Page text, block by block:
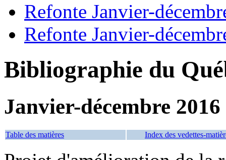
Refonte Janvier-
Refonte Janvier-
Bibliographie du
Janvier-décembre 2016
Table des matières Index des vedettes-